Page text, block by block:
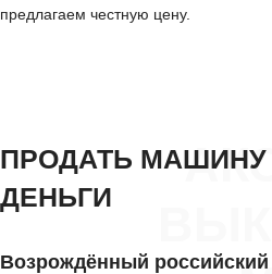
предлагаем честную цену.
ПРОДАТЬ МАШИНУ
ДЕНЬГИ
Возрождённый